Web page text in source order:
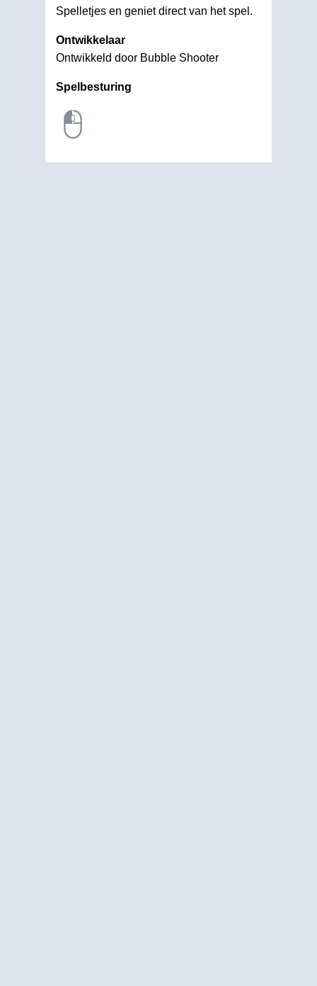
Spelletjes en geniet direct van het spel.
Ontwikkelaar
Ontwikkeld door Bubble Shooter
Spelbesturing